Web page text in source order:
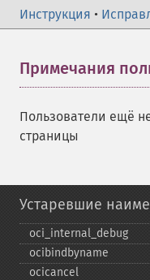
Инструкция •
Примечания
Пользователи ещё
страницы
Устаревшие
oci_​internal_​debug
ocibindbyname
ocicancel